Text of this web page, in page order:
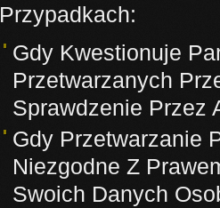
Przypadkach:
Gdy Kwestionuje
Przetwarzanych
Sprawdzenie Przez
Gdy Przetwarzanie
Niezgodne Z
Swoich Danych